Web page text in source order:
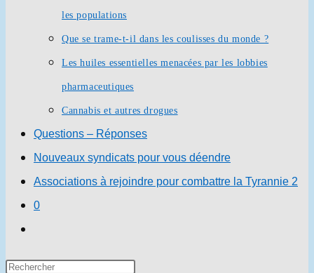
les populations
Que se trame-t-il dans les coulisses du monde ?
Les huiles essentielles menacées par les lobbies
pharmaceutiques
Cannabis et autres drogues
Questions – Réponses
Nouveaux syndicats pour vous déendre
Associations à rejoindre pour combattre la Tyrannie 2
0
search
Press